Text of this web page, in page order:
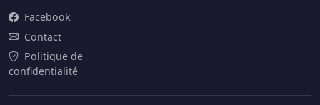
Facebook
Contact
Politique de
confidentialité